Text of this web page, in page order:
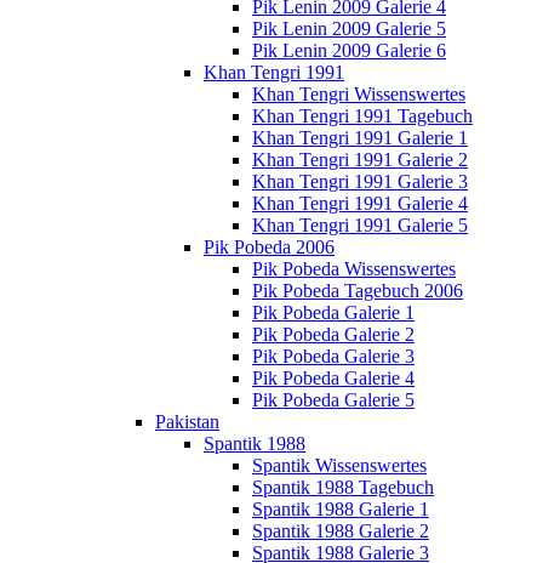
Pik Lenin 2009 Galerie 4
Pik Lenin 2009 Galerie 5
Pik Lenin 2009 Galerie 6
Khan Tengri 1991
Khan Tengri Wissenswertes
Khan Tengri 1991 Tagebuch
Khan Tengri 1991 Galerie 1
Khan Tengri 1991 Galerie 2
Khan Tengri 1991 Galerie 3
Khan Tengri 1991 Galerie 4
Khan Tengri 1991 Galerie 5
Pik Pobeda 2006
Pik Pobeda Wissenswertes
Pik Pobeda Tagebuch 2006
Pik Pobeda Galerie 1
Pik Pobeda Galerie 2
Pik Pobeda Galerie 3
Pik Pobeda Galerie 4
Pik Pobeda Galerie 5
Pakistan
Spantik 1988
Spantik Wissenswertes
Spantik 1988 Tagebuch
Spantik 1988 Galerie 1
Spantik 1988 Galerie 2
Spantik 1988 Galerie 3